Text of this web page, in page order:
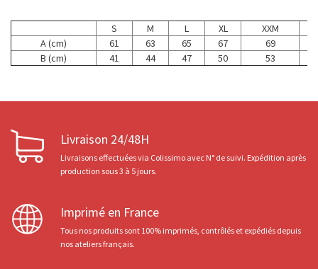
S M L XL
XXM
A (cm)
61 63 65 67
69
B (cm)
41 44 47 50 53
Livraison 24/48H
Livraisons effectuées via Colissimo avec N° de suivi. Expédition après
production sous 3 à 5 jours.
Imprimé en France
Tous nos produits sont 100% imprimés, contrôlés et expédiés depuis
nos ateliers français.